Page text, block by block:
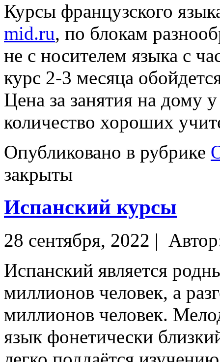
Курсы французского
mid.ru, по блокам
не с носителем языка с
курс 2-3 месяца
Цена за занятия на дому
количество хороших
Опубликовано в рубрике
закрыты
Испанский курсы
28 сентября, 2022 |
Испанский является
миллионов человек, а
миллионов человек.
язык фонетически